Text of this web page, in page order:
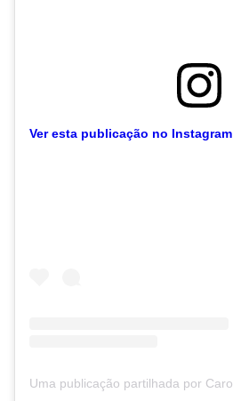
Ver esta publicação no Instagram